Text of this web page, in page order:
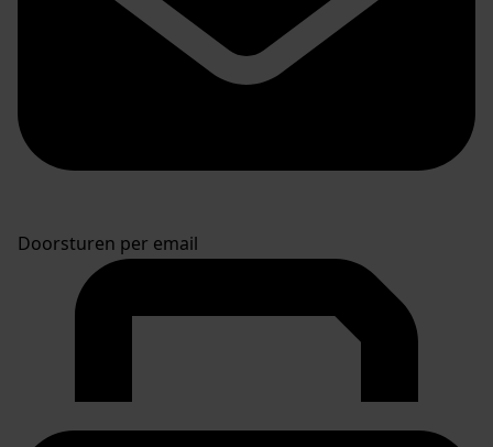
Doorsturen per email